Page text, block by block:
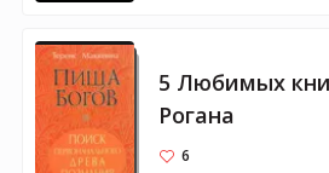
5 Любимых
Рогана
6